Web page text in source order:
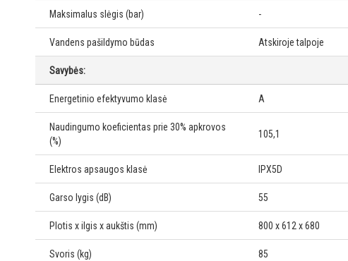
Maksimalus slėgis (bar) -
Vandens pašildymo būdas Atskiroje talpoje
Savybės:
Energetinio efektyvumo klasė A
Naudingumo koeficientas prie 30% apkrovos
(%)
105,1
Elektros apsaugos klasė IPX5D
Garso lygis (dB) 55
Plotis x ilgis x aukštis (mm) 800 x 612 x 680
Svoris (kg) 85